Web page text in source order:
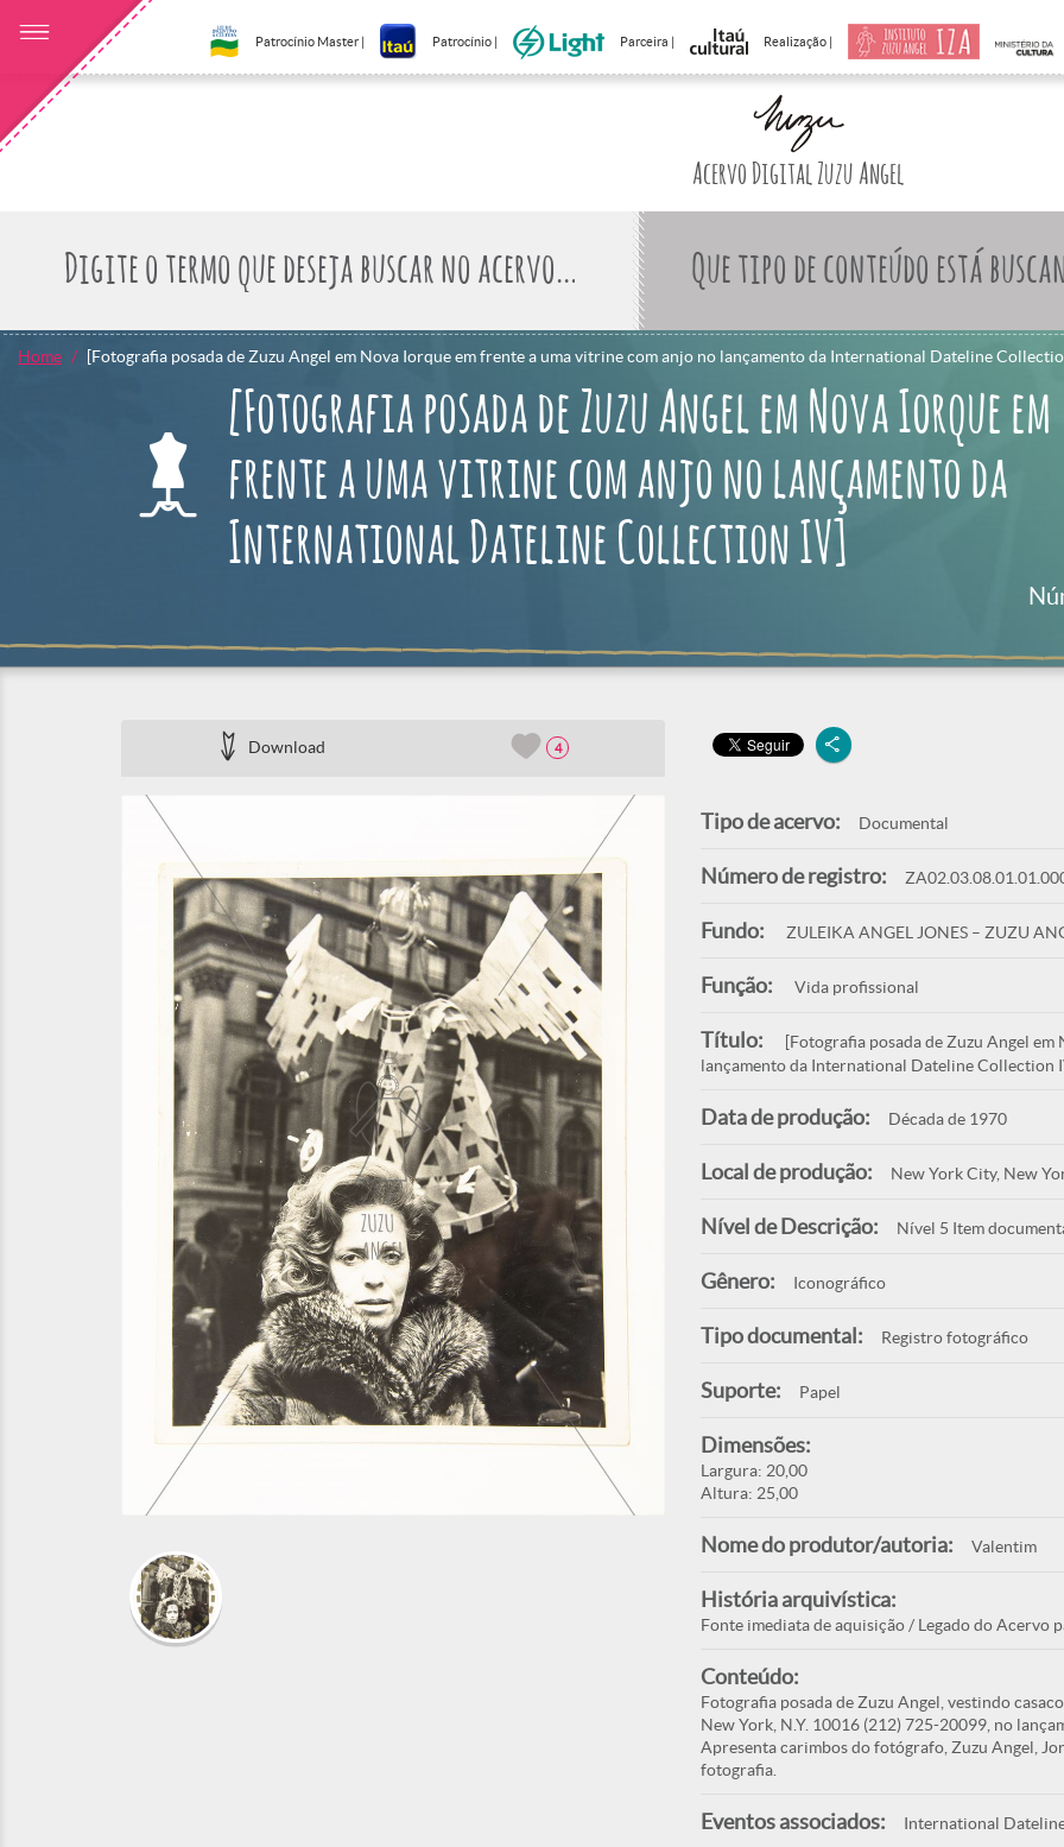
Patrocínio Master | Patrocínio | Parceira | Realização |
Acervo Digital Zuzu Angel
Que tipo de conteúdo está
Home [Fotografia posada de Zuzu Angel em Nova Iorque em frente a uma vitrine com anjo no lançamento da International Dateline
[Fotografia posada de Zuzu Angel em Nova Iorque em
frente a uma vitrine com anjo no lançamento da
International Dateline Collection IV]
Download 4
Tipo de acervo: Documental
Número de registro:
Fundo: ZULEIKA ANGEL JONES – ZUZU
Função: Vida profissional
Título:
[Fotografia posada de Zuzu Angel
lançamento da International Dateline Collection
Data de produção: Década de 1970
Local de produção: New York City, New
Nível de Descrição: Nível 5 Item
Gênero: Iconográfico
Tipo documental: Registro fotográfico
Suporte: Papel
Dimensões:
Largura: 20,00
Altura: 25,00
Nome do produtor/autoria: Valentim
História arquivística:
Fonte imediata de aquisição / Legado do Acervo
Conteúdo:
Fotografia posada de Zuzu Angel, vestindo
New York, N.Y. 10016 (212) 725-20099, no
Apresenta carimbos do fotógrafo, Zuzu Angel,
fotografia.
Eventos associados: International